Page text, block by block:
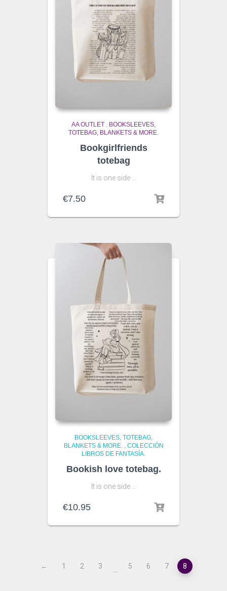
AA OUTLET , BOOKSLEEVES,
TOTEBAG, BLANKETS & MORE.
Bookgirlfriends
totebag
It is one side …
€7.50
BOOKSLEEVES, TOTEBAG,
BLANKETS & MORE., COLECCIÓN
LIBROS DE FANTASÍA.
Bookish love totebag.
It is one side …
€10.95
← 1 2 3 5 6 7 8